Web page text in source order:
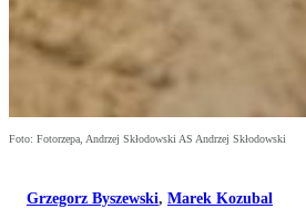
Foto: Fotorzepa, Andrzej Skłodowski AS Andrzej Skłodowski
Grzegorz Byszewski, Marek Kozubal